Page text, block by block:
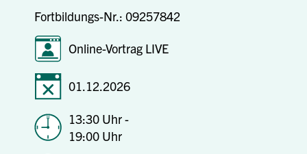
Fortbildungs-Nr.: 09257842
Online-Vortrag LIVE
01.12.2026
13:30 Uhr -
19:00 Uhr